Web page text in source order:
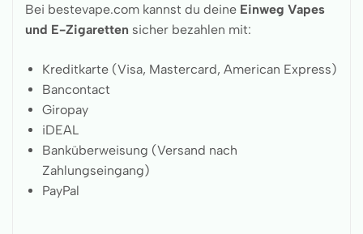
Bei bestevape.com kannst du deine Einweg Vapes
und E-Zigaretten sicher bezahlen mit:
Kreditkarte (Visa, Mastercard, American Express)
Bancontact
Giropay
iDEAL
Banküberweisung (Versand nach
Zahlungseingang)
PayPal